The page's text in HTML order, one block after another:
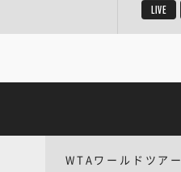
LIVE
WTAワールドツアー